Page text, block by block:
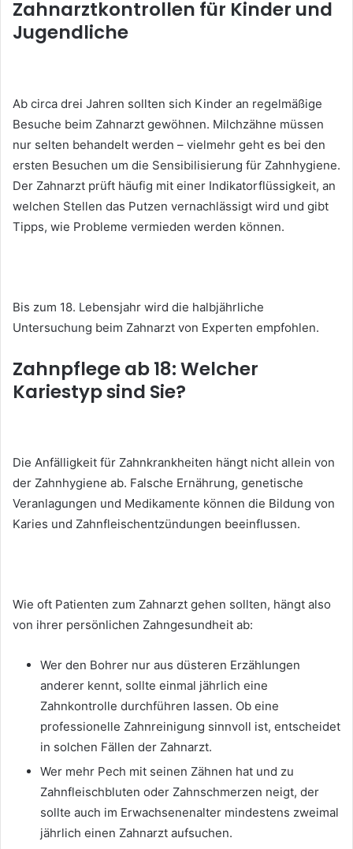
Zahnarztkontrollen für Kinder und
Jugendliche
Ab circa drei Jahren sollten sich Kinder an regelmäßige
Besuche beim Zahnarzt gewöhnen. Milchzähne müssen
nur selten behandelt werden – vielmehr geht es bei den
ersten Besuchen um die Sensibilisierung für Zahnhygiene.
Der Zahnarzt prüft häufig mit einer Indikatorflüssigkeit, an
welchen Stellen das Putzen vernachlässigt wird und gibt
Tipps, wie Probleme vermieden werden können.
Bis zum 18. Lebensjahr wird die halbjährliche
Untersuchung beim Zahnarzt von Experten empfohlen.
Zahnpflege ab 18: Welcher
Kariestyp sind Sie?
Die Anfälligkeit für Zahnkrankheiten hängt nicht allein von
der Zahnhygiene ab. Falsche Ernährung, genetische
Veranlagungen und Medikamente können die Bildung von
Karies und Zahnfleischentzündungen beeinflussen.
Wie oft Patienten zum Zahnarzt gehen sollten, hängt also
von ihrer persönlichen Zahngesundheit ab:
Wer den Bohrer nur aus düsteren Erzählungen
anderer kennt, sollte einmal jährlich eine
Zahnkontrolle durchführen lassen. Ob eine
professionelle Zahnreinigung sinnvoll ist, entscheidet
in solchen Fällen der Zahnarzt.
Wer mehr Pech mit seinen Zähnen hat und zu
Zahnfleischbluten oder Zahnschmerzen neigt, der
sollte auch im Erwachsenenalter mindestens zweimal
jährlich einen Zahnarzt aufsuchen.